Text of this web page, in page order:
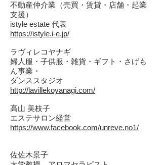
不動産仲介業（売買・賃貸・店舗・起業
支援）
istyle estate 代表
https://istyle.i-e.jp/
ラヴィレコヤナギ
婦人服・子供服・雑貨・ギフト・さげも
ん事業・
ダンススタジオ
http://lavillekoyanagi.com/
高山 美枝子
エステサロン経営
https://www.facebook.com/unreve.no1/
佐佐木景子